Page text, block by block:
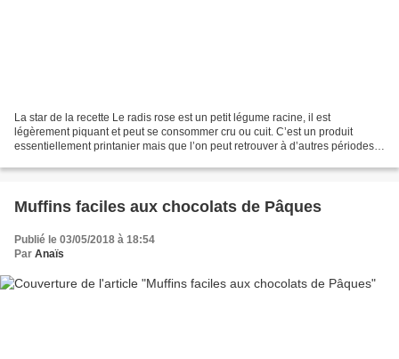
La star de la recette Le radis rose est un petit légume racine, il est
légèrement piquant et peut se consommer cru ou cuit. C’est un produit
essentiellement printanier mais que l’on peut retrouver à d’autres périodes
Muffins faciles aux chocolats de Pâques
Publié le 03/05/2018 à 18:54
Par Anaïs